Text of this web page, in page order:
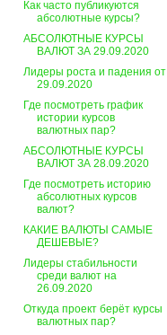
Как часто публикуются
абсолютные курсы?
АБСОЛЮТНЫЕ КУРСЫ
ВАЛЮТ ЗА 29.09.2020
Лидеры роста и падения от
29.09.2020
Где посмотреть график
истории курсов
валютных пар?
АБСОЛЮТНЫЕ КУРСЫ
ВАЛЮТ ЗА 28.09.2020
Где посмотреть историю
абсолютных курсов
валют?
КАКИЕ ВАЛЮТЫ САМЫЕ
ДЕШЕВЫЕ?
Лидеры стабильности
среди валют на
26.09.2020
Откуда проект берёт курсы
валютных пар?